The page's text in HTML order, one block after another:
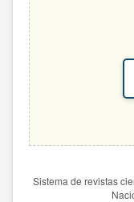
Sistema de revistas